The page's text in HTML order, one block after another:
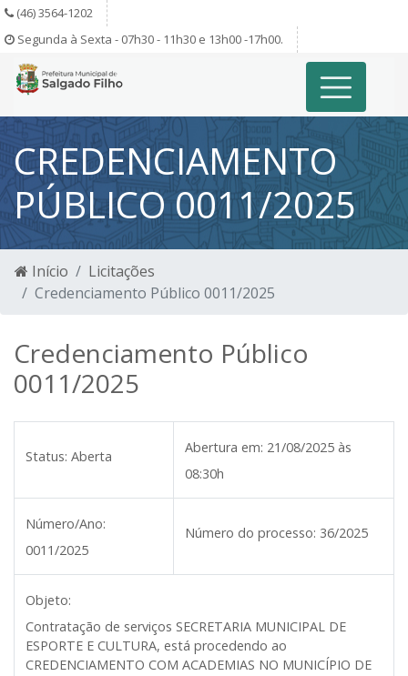
(46) 3564-1202
Segunda à Sexta - 07h30 - 11h30 e 13h00 -17h00.
CREDENCIAMENTO
PÚBLICO 0011/2025
Início
Licitações
Credenciamento Público 0011/2025
Credenciamento Público
0011/2025
Status: Aberta
Abertura em: 21/08/2025 às
08:30h
Número/Ano:
0011/2025
Número do processo: 36/2025
Objeto:
Contratação de serviços SECRETARIA MUNICIPAL DE
ESPORTE E CULTURA, está procedendo ao
CREDENCIAMENTO COM ACADEMIAS NO MUNICÍPIO DE